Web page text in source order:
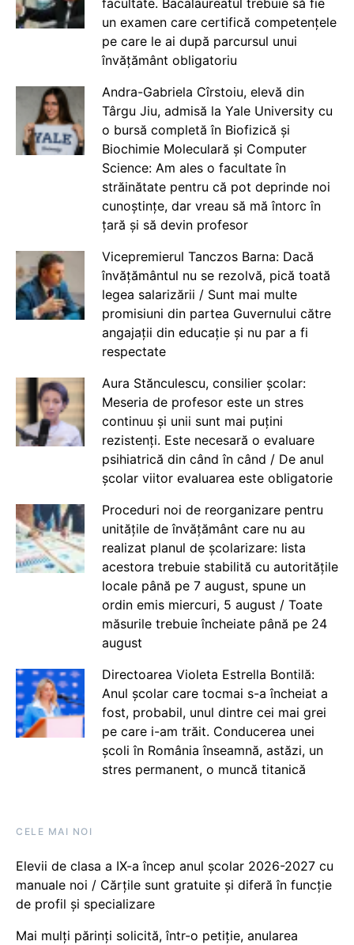
un examen care certifică competențele
pe care le ai după parcursul unui
învățământ obligatoriu
Andra-Gabriela Cîrstoiu, elevă din
Târgu Jiu, admisă la Yale University cu
o bursă completă în Biofizică și
Biochimie Moleculară și Computer
Science: Am ales o facultate în
străinătate pentru că pot deprinde noi
cunoștințe, dar vreau să mă întorc în
țară și să devin profesor
Vicepremierul Tanczos Barna: Dacă
învățământul nu se rezolvă, pică toată
legea salarizării / Sunt mai multe
promisiuni din partea Guvernului către
angajații din educație și nu par a fi
respectate
Aura Stănculescu, consilier școlar:
Meseria de profesor este un stres
continuu și unii sunt mai puțini
rezistenți. Este necesară o evaluare
psihiatrică din când în când / De anul
școlar viitor evaluarea este obligatorie
Proceduri noi de reorganizare pentru
unitățile de învățământ care nu au
realizat planul de școlarizare: lista
acestora trebuie stabilită cu autoritățile
locale până pe 7 august, spune un
ordin emis miercuri, 5 august / Toate
măsurile trebuie încheiate până pe 24
august
Directoarea Violeta Estrella Bontilă:
Anul școlar care tocmai s-a încheiat a
fost, probabil, unul dintre cei mai grei
pe care i-am trăit. Conducerea unei
școli în România înseamnă, astăzi, un
stres permanent, o muncă titanică
CELE MAI NOI
Elevii de clasa a IX-a încep anul școlar 2026-2027 cu
manuale noi / Cărțile sunt gratuite și diferă în funcție
de profil și specializare
Mai mulți părinți solicită, într-o petiție, anularea